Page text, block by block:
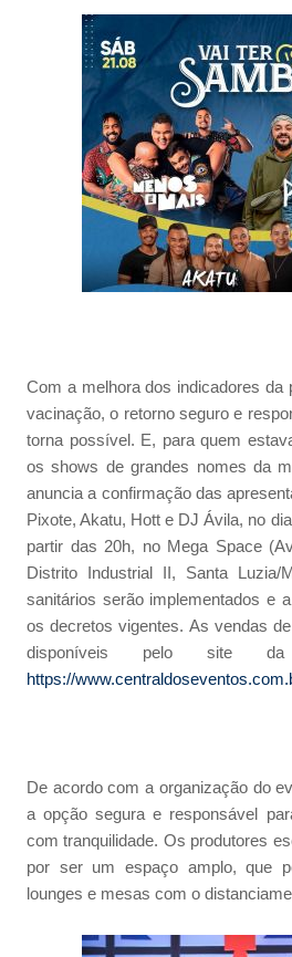
Com a melhora dos indicadores da
vacinação, o retorno seguro e
torna possível. E, para quem
os shows de grandes nomes da
anuncia a confirmação das
Pixote, Akatu, Hott e DJ Ávila, no
partir das 20h, no Mega Space
Distrito Industrial II, Santa Luzia/
sanitários serão implementados e
os decretos vigentes. As vendas
disponíveis pelo site da
https://
De acordo com a organização do
a opção segura e responsável
com tranquilidade. Os produtores
por ser um espaço amplo, que
lounges e mesas com o